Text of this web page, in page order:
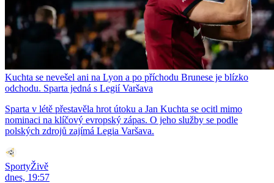
Kuchta se nevešel ani na Lyon a po příchodu Brunese je blízko
odchodu. Sparta jedná s Legií Varšava
Sparta v létě přestavěla hrot útoku a Jan Kuchta se ocitl mimo
nominaci na klíčový evropský zápas. O jeho služby se podle
polských zdrojů zajímá Legia Varšava.
SportyŽivě
dnes, 19:57